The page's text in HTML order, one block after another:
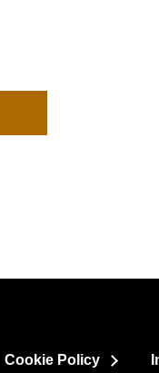
Cookie Policy